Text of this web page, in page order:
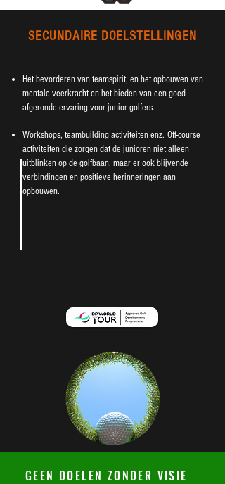
SECUNDAIRE DOELSTELLINGEN
Het bevorderen van teamspirit, en het opbouwen van
mentale veerkracht en het bieden van een goed
afgeronde ervaring voor junior golfers.
Workshops, teambuilding activiteiten enz. Off-course
activiteiten die zorgen dat de junioren niet alleen
uitblinken op de golfbaan, maar er ook blijvende
verbindingen en positieve herinneringen aan
opbouwen.
GEEN DOELEN ZONDER VISIE